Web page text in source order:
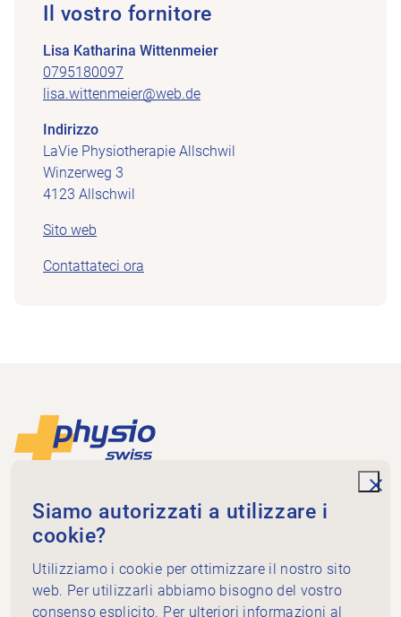
Il vostro fornitore
Lisa Katharina Wittenmeier
0795180097
lisa.wittenmeier@web.de
Indirizzo
LaVie Physiotherapie Allschwil
Winzerweg 3
4123 Allschwil
Sito web
Contattateci ora
Piè di pagina
Physioswiss
Dammweg 3
3013 Bern
+41 58 255 36 00
info@physioswiss.ch
Media sociali
Siamo autorizzati a utilizzare i
cookie?
Utilizziamo i cookie per ottimizzare il nostro sito
web. Per utilizzarli abbiamo bisogno del vostro
consenso esplicito. Per ulteriori informazioni al